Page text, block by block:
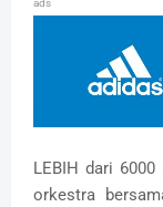
ads
LEBIH dari
orkestra